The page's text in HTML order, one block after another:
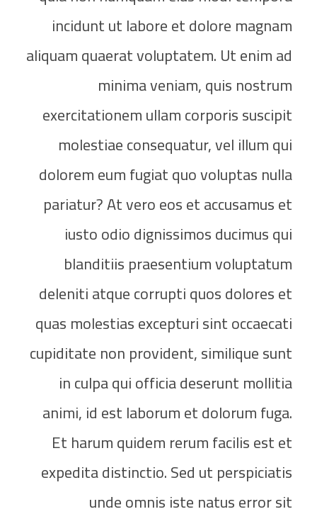
incidunt ut labore et dolore magnam
aliquam quaerat voluptatem. Ut enim ad
minima veniam, quis nostrum
exercitationem ullam corporis suscipit
molestiae consequatur, vel illum qui
dolorem eum fugiat quo voluptas nulla
pariatur? At vero eos et accusamus et
iusto odio dignissimos ducimus qui
blanditiis praesentium voluptatum
deleniti atque corrupti quos dolores et
quas molestias excepturi sint occaecati
cupiditate non provident, similique sunt
in culpa qui officia deserunt mollitia
animi, id est laborum et dolorum fuga.
Et harum quidem rerum facilis est et
expedita distinctio. Sed ut perspiciatis
unde omnis iste natus error sit